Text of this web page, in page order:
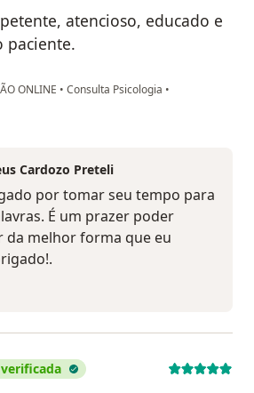
atencioso, educado e
paciente.
ONLINE • Consulta Psicologia •
Silva
Cardozo Preteli
por tomar seu tempo para
É um prazer poder
da melhor forma que eu